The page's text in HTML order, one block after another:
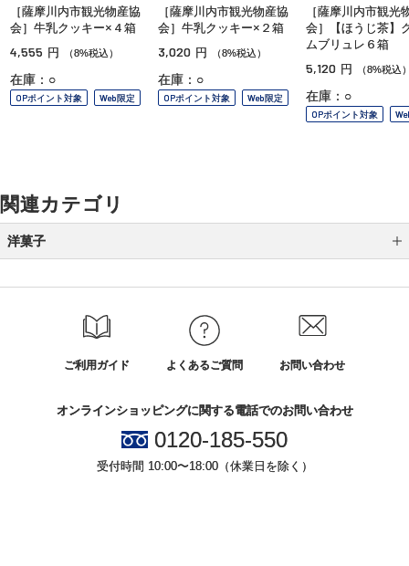
［薩摩川内市観光物産協
会］牛乳クッキー×４箱
4,555 円 （8%税込）
在庫：○
OPポイント対象 Web限定
［薩摩川内市観光物産協
会］牛乳クッキー×２箱
3,020 円 （8%税込）
在庫：○
OPポイント対象 Web限定
［薩摩川内市観光
会］【ほうじ茶】
ムブリュレ６箱
5,120 円 （8%税込
在庫：○
OPポイント対象
関連カテゴリ
洋菓子
バームクーヘン
ご利用ガイド よくあるご質問 お問い合わせ
オンラインショッピングに関する電話でのお問い合わせ
0120-185-550
受付時間 10:00〜18:00（休業日を除く）